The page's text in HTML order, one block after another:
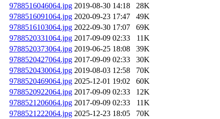
9788516046064.jpg 2019-08-30 14:18
28K
9788516091064.jpg 2020-09-23 17:47
49K
9788516103064.jpg 2022-09-30 17:07
69K
9788520331064.jpg 2017-09-09 02:33
11K
9788520373064.jpg 2019-06-25 18:08
39K
9788520427064.jpg 2017-09-09 02:33
30K
9788520430064.jpg 2019-08-03 12:58
70K
9788520469064.jpg 2025-12-01 19:02
60K
9788520922064.jpg 2017-09-09 02:33
12K
9788521206064.jpg 2017-09-09 02:33
11K
9788521222064.jpg 2025-12-23 18:05
70K